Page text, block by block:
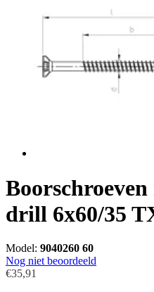
drill 6x60/35
Model: 9040260 60
Nog niet beoordeeld
€35,91